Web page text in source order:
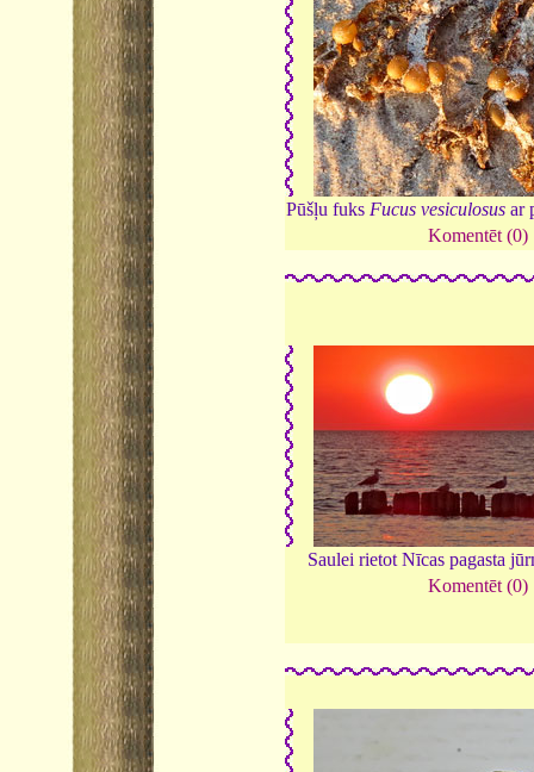
Pūšļu fuks Fucus vesiculosus ar
Komentēt (0)
Saulei rietot Nīcas pagasta
Komentēt (0)